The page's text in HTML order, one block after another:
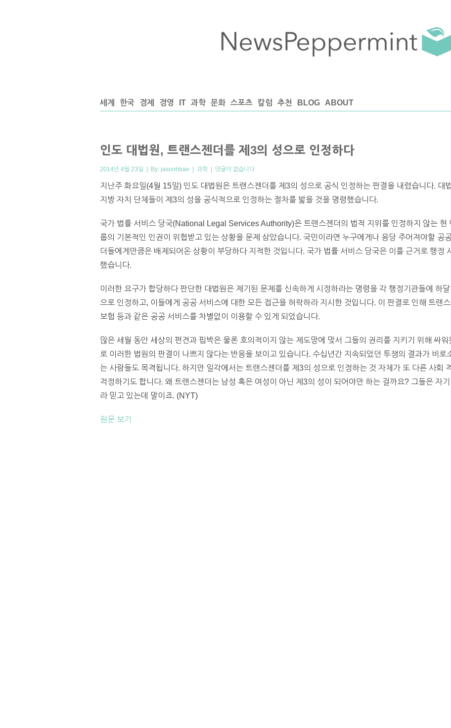
세계 한국 경제 경영 IT 과학 문화 스포츠 칼럼 추천 BLOG ABOUT
인도 대법원, 트랜스젠더를 제3의 성으로 인정하다
2014년 4월 23일 | By: jasonhbae | 과학 | 댓글이 없습니다
지난주 화요일(4월 15일) 인도 대법원은 트랜스젠더를 제3의 성으로 공식 인정하는 판결을 내렸습니다. 대
지방 자치 단체들이 제3의 성을 공식적으로 인정하는 절차를 밟을 것을 명령했습니다.
국가 법률 서비스 당국(National Legal Services Authority)은 트랜스젠더의 법적 지위를 인정하지 않는 현
룹의 기본적인 인권이 위협받고 있는 상황을 문제 삼았습니다. 국민이라면 누구에게나 응당 주어져야할 공
더들에게만큼은 배제되어온 상황이 부당하다 지적한 것입니다. 국가 법률 서비스 당국은 이를 근거로 행정
했습니다.
이러한 요구가 합당하다 판단한 대법원은 제기된 문제를 신속하게 시정하라는 명령을 각 행정기관들에 하
으로 인정하고, 이들에게 공공 서비스에 대한 모든 접근을 허락하라 지시한 것입니다. 이 판결로 인해 트랜
보험 등과 같은 공공 서비스를 차별없이 이용할 수 있게 되었습니다.
많은 세월 동안 세상의 편견과 핍박은 물론 호의적이지 않는 제도망에 맞서 그들의 권리를 지키기 위해 싸
로 이러한 법원의 판결이 나쁘지 않다는 반응을 보이고 있습니다. 수십년간 지속되었던 투쟁의 결과가 비로
는 사람들도 목격됩니다. 하지만 일각에서는 트랜스젠더를 제3의 성으로 인정하는 것 자체가 또 다른 사회
걱정하기도 합니다. 왜 트랜스젠더는 남성 혹은 여성이 아닌 제3의 성이 되어야만 하는 걸까요? 그들은 자
라 믿고 있는데 말이죠. (NYT)
원문 보기